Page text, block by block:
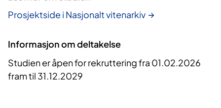
Prosjektside i Nasjonalt vitenarkiv
Informasjon om deltakelse
Studien er åpen for rekruttering fra 01.02.2026
fram til 31.12.2029